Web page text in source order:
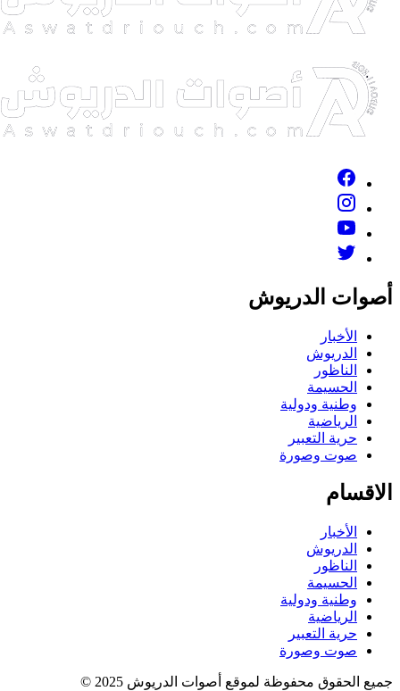
الدريوش
الأخبار
الدريوش
الناظور
الحسيمة
وطنية ودولية
الرياضية
حرية التعبير
صوت وصورة
الأخبار
الدريوش
الناظور
الحسيمة
وطنية ودولية
الرياضية
حرية التعبير
صوت وصورة
الحقوق محفوظة لموقع أصوات الدريوش 2025 ©